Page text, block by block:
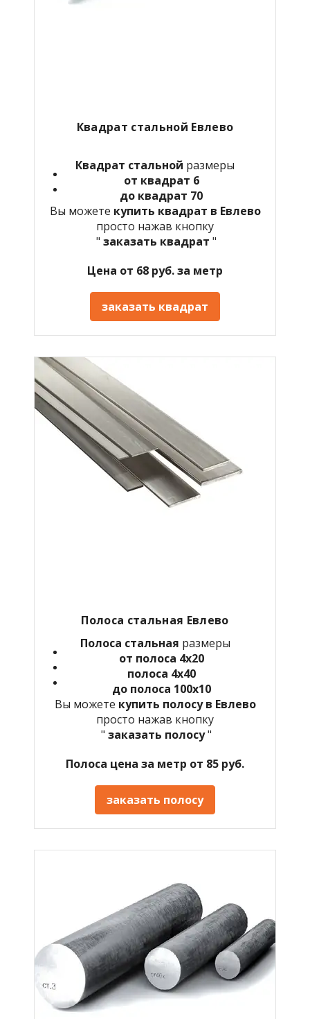
Квадрат стальной Евлево
Квадрат стальной размеры
от квадрат 6
до квадрат 70
Вы можете купить квадрат в Евлево
просто нажав кнопку
" заказать квадрат "
Цена от 68 руб. за метр
заказать квадрат
Полоса стальная Евлево
Полоса стальная размеры
от полоса 4х20
полоса 4х40
до полоса 100х10
Вы можете купить полосу в Евлево
просто нажав кнопку
" заказать полосу"
Полоса цена за метр от 85 руб.
заказать полосу